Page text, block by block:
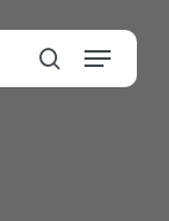
search
Menu